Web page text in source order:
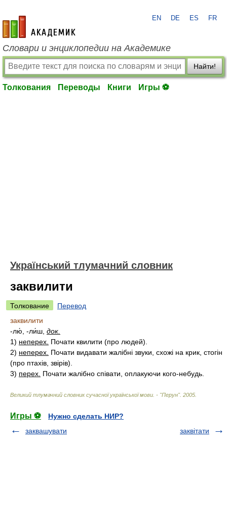
academic.ru
EN DE ES FR
Словари и энциклопедии на Академике
Найти!
Толкования Переводы Книги Игры ⚽
Український тлумачний словник
заквилити
Толкование
Перевод
заквилити
-лю́, -ли́ш, док.
1) неперех. Почати квилити (про людей).
2) неперех. Почати видавати жалібні звуки, схожі на крик, стогін
(про птахів, звірів).
3) перех. Почати жалібно співати, оплакуючи кого-небудь.
Великий тлумачний словник сучасної української мови. - "Перун". 2005
Игры ⚽
Нужно сделать НИР?
заквашувати
заквітати